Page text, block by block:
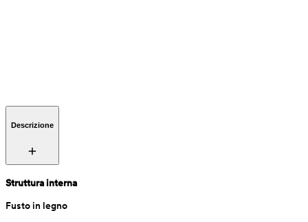
Descrizione
Struttura interna
Fusto in legno